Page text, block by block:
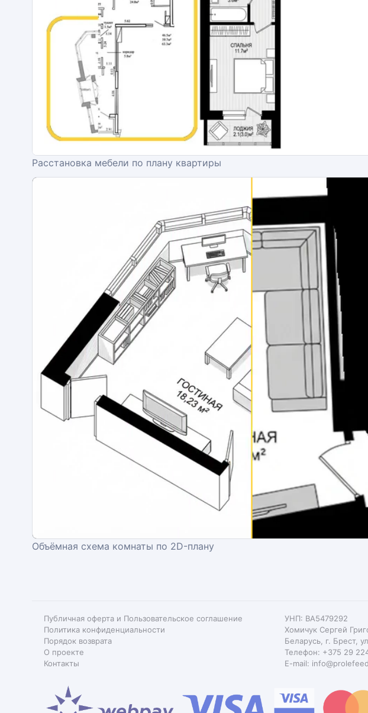
Расстановка мебели по плану квартиры
Объёмная схема комнаты по 2D-плану
Публичная оферта и Пользовательское соглашение
Политика конфиденциальности
Порядок возврата
О проекте
Контакты
УНП: BA5479292
Хомичук Сергей
Беларусь, г. Брест,
Телефон: +375 29
E-mail: